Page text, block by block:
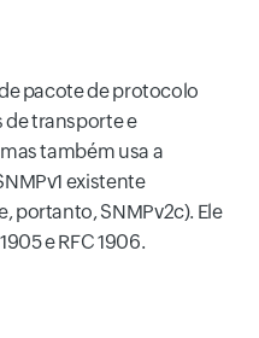
pacote de protocolo
transporte e
também usa a
existente
portanto, SNMPv2c). Ele
e RFC 1906.